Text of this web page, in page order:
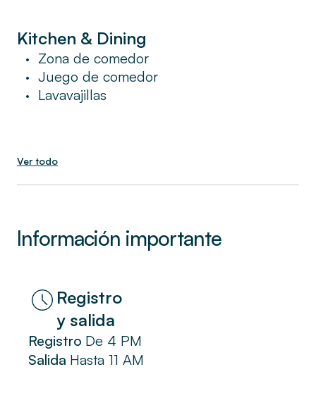
Kitchen & Dining
• Zona de comedor
• Juego de comedor
• Lavavajillas
Ver todo
Información importante
Registro
y salida
Registro De 4 PM
Salida Hasta 11 AM